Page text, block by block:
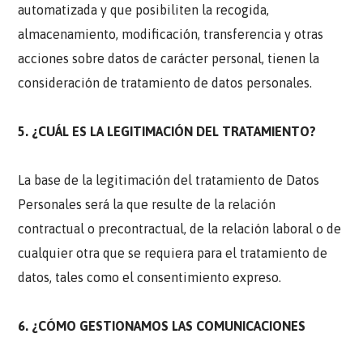
automatizada y que posibiliten la recogida,
almacenamiento, modificación, transferencia y otras
acciones sobre datos de carácter personal, tienen la
consideración de tratamiento de datos personales.
5. ¿CUÁL ES LA LEGITIMACIÓN DEL TRATAMIENTO?
La base de la legitimación del tratamiento de Datos
Personales será la que resulte de la relación
contractual o precontractual, de la relación laboral o de
cualquier otra que se requiera para el tratamiento de
datos, tales como el consentimiento expreso.
6. ¿CÓMO GESTIONAMOS LAS COMUNICACIONES